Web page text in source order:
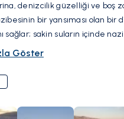
denizcilik güzelliği ve boş
bir yansıması olan bir
sağlar; sakin suların içinde
arayanlar için, sahil kafeleri
sahili keşfetme ve gizli
Göster